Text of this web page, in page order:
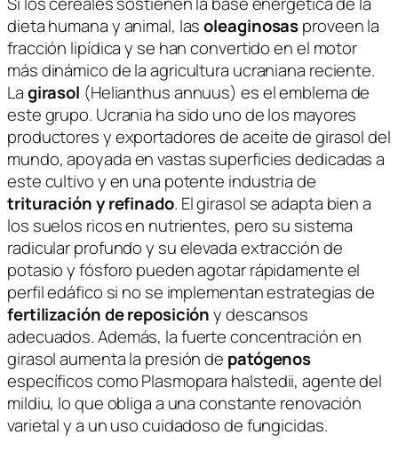
dieta humana y animal, lasoleaginosasproveen la
fracción lipídica y se han convertido en el motor
más dinámico de la agricultura ucraniana reciente.
Lagirasol (Helianthus annuus) es el emblema de
este grupo. Ucrania ha sido uno de los mayores
productores y exportadores de aceite de girasol del
mundo, apoyada en vastas superficies dedicadas a
este cultivo y en una potente industria de
trituración y refinado. El girasol se adapta bien a
los suelos ricos en nutrientes, pero su sistema
radicular profundo y su elevada extracción de
potasio y fósforo pueden agotar rápidamente el
perfil edáfico si no se implementan estrategias de
fertilización de reposicióny descansos
adecuados. Además, la fuerte concentración en
girasol aumenta la presión de patógenos
específicos comoPlasmopara halstedii, agente del
mildiu, lo que obliga a una constante renovación
varietal y a un uso cuidadoso de fungicidas.